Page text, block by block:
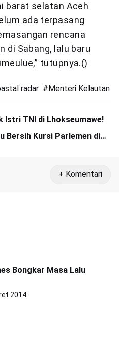
barat selatan Aceh
ada terpasang
rencana
di Sabang, lalu baru
tutupnya.()
radar #Menteri Kelautan
Istri TNI di Lhokseumawe!
Bersih Kursi Parlemen di
+ Komentari
Bongkar Masa Lalu
2014